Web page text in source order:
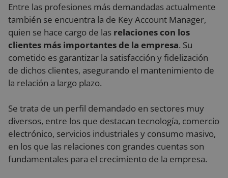
Entre las profesiones más demandadas actualmente
también se encuentra la de Key Account Manager,
quien se hace cargo de las relaciones con los
clientes más importantes de la empresa. Su
cometido es garantizar la satisfacción y fidelización
de dichos clientes, asegurando el mantenimiento de
la relación a largo plazo.
Se trata de un perfil demandado en sectores muy
diversos, entre los que destacan tecnología, comercio
electrónico, servicios industriales y consumo masivo,
en los que las relaciones con grandes cuentas son
fundamentales para el crecimiento de la empresa.